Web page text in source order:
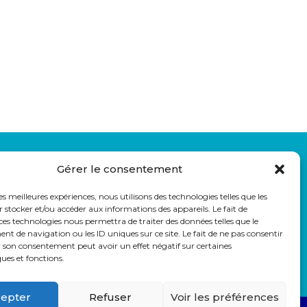
Gérer le consentement
meilleures expériences, nous utilisons des technologies telles que les
stocker et/ou accéder aux informations des appareils. Le fait de
technologies nous permettra de traiter des données telles que le
de navigation ou les ID uniques sur ce site. Le fait de ne pas consentir
son consentement peut avoir un effet négatif sur certaines
et fonctions.
Refuser Voir les préférences
Eduka
Webmail
Parcoursup